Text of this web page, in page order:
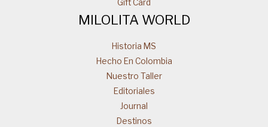
Gift Card
MILOLITA WORLD
Historia MS
Hecho En Colombia
Nuestro Taller
Editoriales
Journal
Destinos